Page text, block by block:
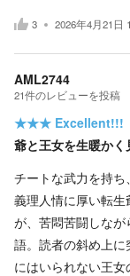
3 2026年4月21日
AML2744
21件のレビューを投稿
★★★ Excellent!!!
爺と王女を生暖かく
チートな武力を持
義理人情に厚い転
が、苦悶苦闘しな
語。読者の斜め上
にはいられない王女